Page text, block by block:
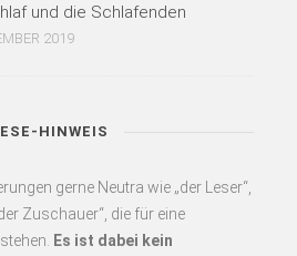
und die Schlafenden
2019
HINWEIS
gerne Neutra wie „der Leser“,
Zuschauer“, die für eine
Es ist dabei kein